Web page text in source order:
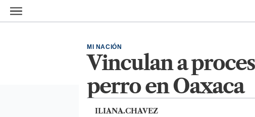
Ir al contenido principal
Vinculan a
perro en Oaxaca
MI NACIÓN
ILIANA.CHAVEZ